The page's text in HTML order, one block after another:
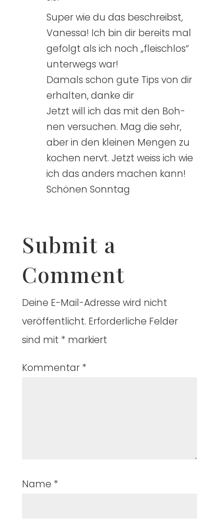
Super wie du das beschreibst,
Vanes­sa! Ich bin dir bereits mal
gefolgt als ich noch „fleisch­los“
unter­wegs war!
Damals schon gute Tips von dir
erhal­ten, dan­ke dir
Jetzt will ich das mit den Boh­
nen ver­su­chen. Mag die sehr,
aber in den klei­nen Men­gen zu
kochen nervt. Jetzt weiss ich wie
ich das anders machen kann!
Schö­nen Sonn­tag
Submit a
Comment
Deine E-Mail-Adresse wird nicht
veröffentlicht. Erforderliche Felder
sind mit * markiert
Kommentar *
Name *